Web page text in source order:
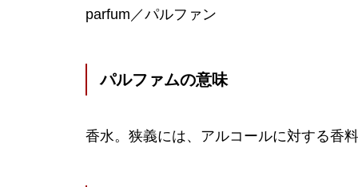
parfum／パルファン
パルファムの意味
香水。狭義には、アルコールに対する香